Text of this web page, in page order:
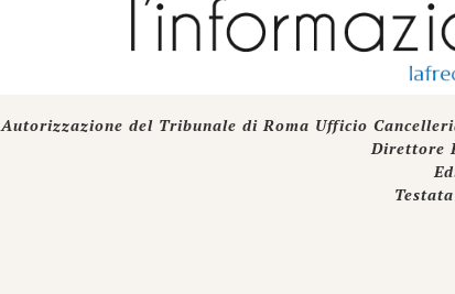
Autorizzazione del Tribunale di Roma Ufficio
Direttore